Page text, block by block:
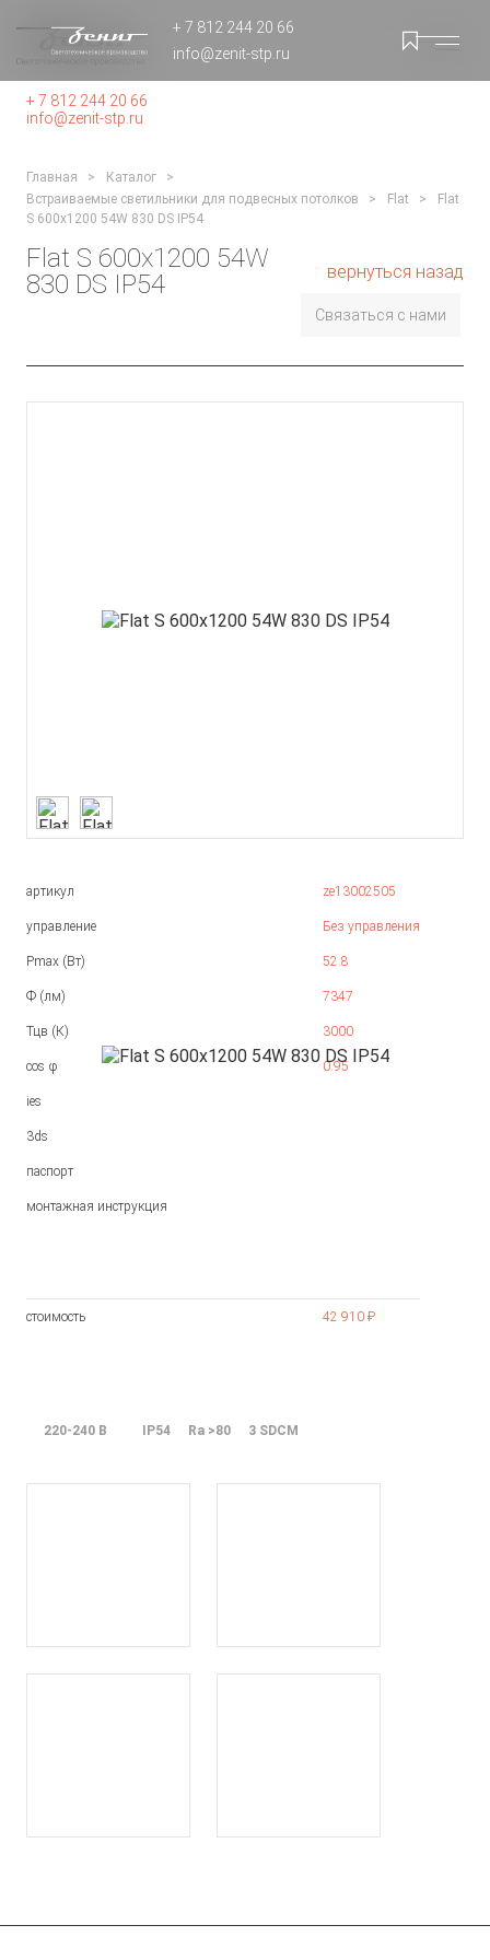
+ 7 812 244 20 66
info@zenit-stp.ru
+ 7 812 244 20 66
info@zenit-stp.ru
Главная
Каталог
Встраиваемые светильники для подвесных потолков
Flat
Flat
S 600x1200 54W 830 DS IP54
Flat S 600x1200 54W
830 DS IP54
Связаться с нами
вернуться назад
артикул ze13002505
управление Без управления
Pmax (Вт) 52.8
Ф (лм) 7347
Тцв (К) 3000
cos φ 0.95
ies
3ds
паспорт
монтажная инструкция
стоимость 42 910 ₽
220-240 В IP54 Ra >80 3 SDCM